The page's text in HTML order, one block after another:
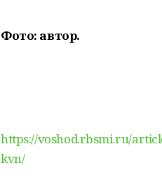
Фото: автор.
https://voshod.rbsmi.ru/
kvn/